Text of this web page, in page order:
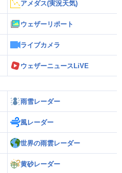
アメダス(実況天気)
ウェザーリポート
ライブカメラ
ウェザーニュースLiVE
雨雪レーダー
風レーダー
世界の雨雲レーダー
黄砂レーダー